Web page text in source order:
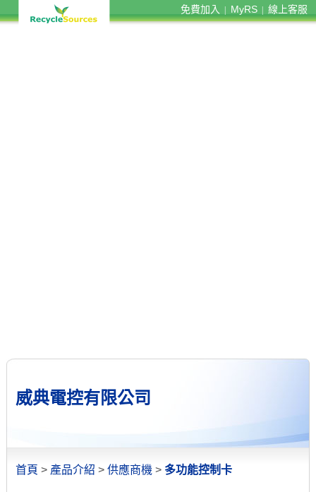
免費加入 MyRS 線上客服
威典電控有限公司
首頁 > 產品介紹 > 供應商機 > 多功能控制卡